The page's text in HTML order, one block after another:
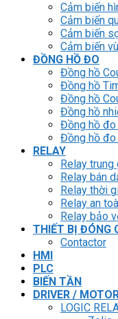
Cảm biến
Cảm biến
Cảm biến
Cảm biến
ĐỒNG HỒ ĐO
Đồng hồ
Đồng hồ
Đồng hồ
Đồng hồ
Đồng hồ
Đồng hồ
RELAY
Relay trung
Relay bán
Relay thời
Relay an
Relay bảo
THIẾT BỊ ĐÓNG
Contactor
HMI
PLC
BIẾN TẦN
DRIVER /
LOGIC